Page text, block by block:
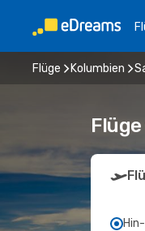
Flüge Kolumbien